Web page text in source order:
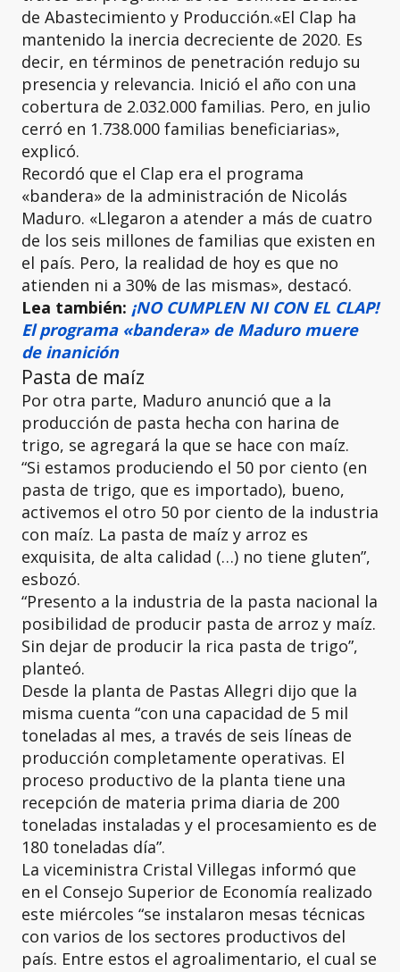
de Abastecimiento y Producción.«El Clap ha
mantenido la inercia decreciente de 2020. Es
decir, en términos de penetración redujo su
presencia y relevancia. Inició el año con una
cobertura de 2.032.000 familias. Pero, en julio
cerró en 1.738.000 familias beneficiarias»,
explicó.
Recordó que el Clap era el programa
«bandera» de la administración de Nicolás
Maduro. «Llegaron a atender a más de cuatro
de los seis millones de familias que existen en
el país. Pero, la realidad de hoy es que no
atienden ni a 30% de las mismas», destacó.
Lea también: ¡NO CUMPLEN NI CON EL CLAP!
El programa «bandera» de Maduro muere
de inanición
Pasta de maíz
Por otra parte, Maduro anunció que a la
producción de pasta hecha con harina de
trigo, se agregará la que se hace con maíz.
“Si estamos produciendo el 50 por ciento (en
pasta de trigo, que es importado), bueno,
activemos el otro 50 por ciento de la industria
con maíz. La pasta de maíz y arroz es
exquisita, de alta calidad (…) no tiene gluten”,
esbozó.
“Presento a la industria de la pasta nacional la
posibilidad de producir pasta de arroz y maíz.
Sin dejar de producir la rica pasta de trigo”,
planteó.
Desde la planta de Pastas Allegri dijo que la
misma cuenta “con una capacidad de 5 mil
toneladas al mes, a través de seis líneas de
producción completamente operativas. El
proceso productivo de la planta tiene una
recepción de materia prima diaria de 200
toneladas instaladas y el procesamiento es de
180 toneladas día”.
La viceministra Cristal Villegas informó que
en el Consejo Superior de Economía realizado
este miércoles “se instalaron mesas técnicas
con varios de los sectores productivos del
país. Entre estos el agroalimentario, el cual se